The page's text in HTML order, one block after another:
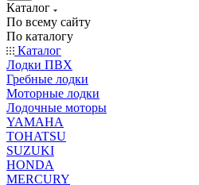
Каталог
По всему сайту
По каталогу
Каталог
Лодки ПВХ
Гребные лодки
Моторные лодки
Лодочные моторы
YAMAHA
TOHATSU
SUZUKI
HONDA
MERCURY